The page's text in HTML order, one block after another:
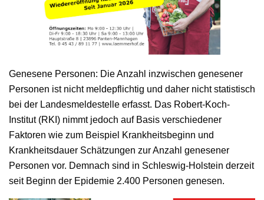
Genesene Personen: Die Anzahl inzwischen genesener
Personen ist nicht meldepflichtig und daher nicht statistisch
bei der Landesmeldestelle erfasst. Das Robert-Koch-
Institut (RKI) nimmt jedoch auf Basis verschiedener
Faktoren wie zum Beispiel Krankheitsbeginn und
Krankheitsdauer Schätzungen zur Anzahl genesener
Personen vor. Demnach sind in Schleswig-Holstein derzeit
seit Beginn der Epidemie 2.400 Personen genesen.